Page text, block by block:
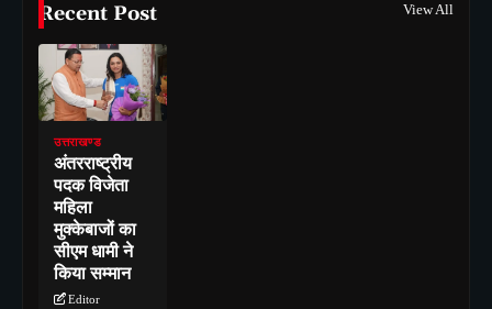
Recent Post View All
उत्तराखण्ड
अंतरराष्ट्रीय
पदक विजेता
महिला
मुक्केबाजों का
सीएम धामी ने
किया सम्मान
Editor